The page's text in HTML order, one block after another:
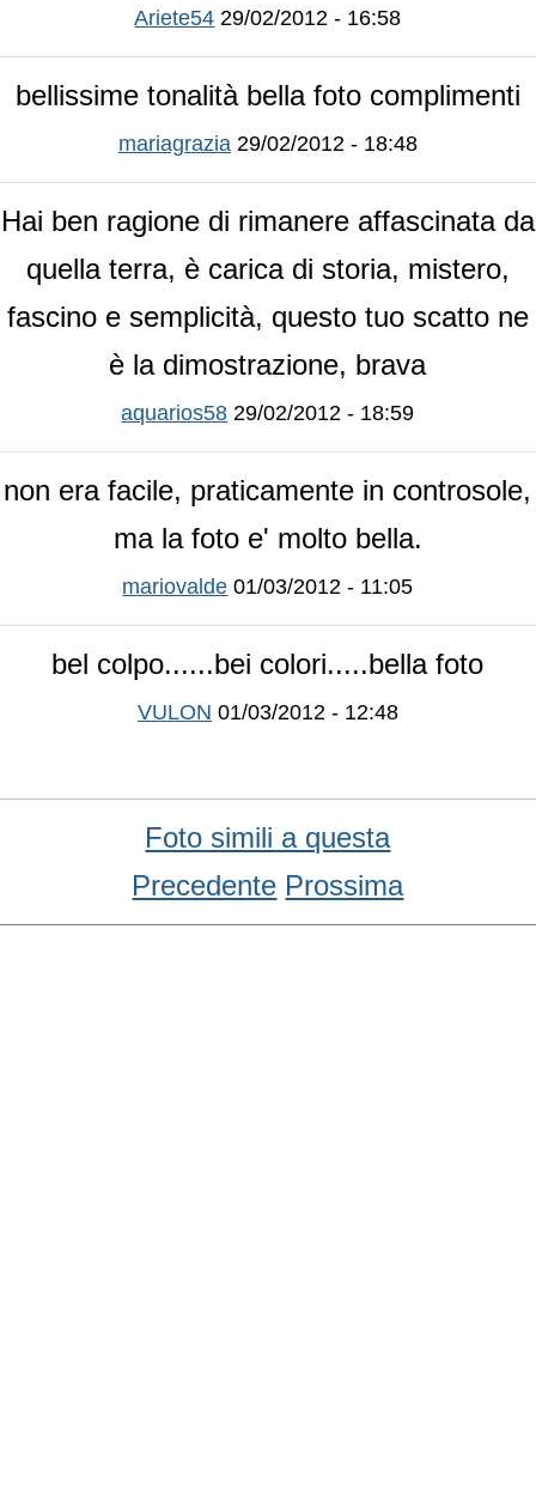
Ariete54 29/02/2012 - 16:58
bellissime tonalità bella foto complimenti
mariagrazia 29/02/2012 - 18:48
Hai ben ragione di rimanere affascinata da
quella terra, è carica di storia, mistero,
fascino e semplicità, questo tuo scatto ne
è la dimostrazione, brava
aquarios58 29/02/2012 - 18:59
non era facile, praticamente in controsole,
ma la foto e' molto bella.
mariovalde 01/03/2012 - 11:05
bel colpo......bei colori.....bella foto
VULON 01/03/2012 - 12:48
Foto simili a questa
Precedente Prossima